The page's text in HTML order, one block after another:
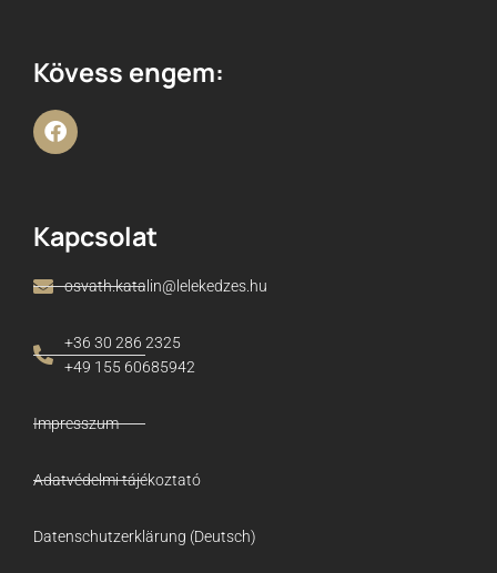
Kövess engem:
Kapcsolat
osvath.katalin@lelekedzes.hu
+36 30 286 2325
+49 155 60685942
Impresszum
Adatvédelmi tájékoztató
Datenschutzerklärung (Deutsch)